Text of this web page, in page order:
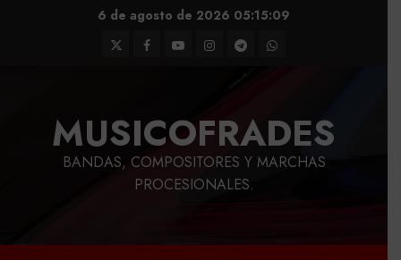
6 de agosto de 202605:15:10
TwitterFacebook
YoutubeInstagram
TelegramWhatsApp
MUSICOFRADES
BANDAS, COMPOSITORES Y MARCHAS
PROCESIONALES.